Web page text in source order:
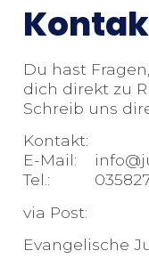
Du hast
dich direkt zu
Schreib uns
Kontakt:
E-Mail:
Tel.:
via Post:
Evangelische